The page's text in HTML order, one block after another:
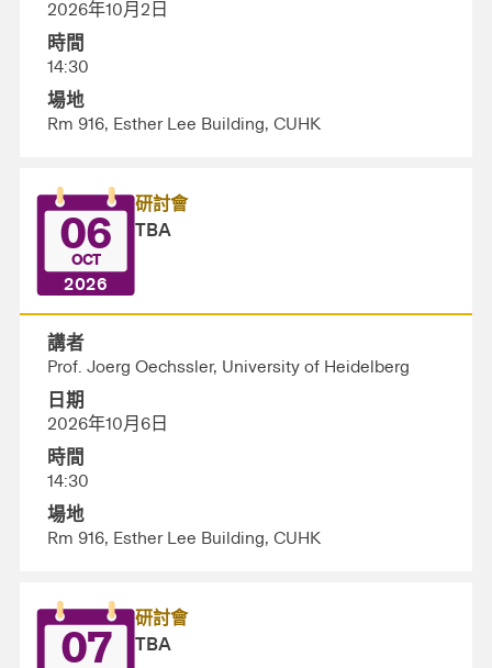
2026年10月2日
時間
14:30
場地
Rm 916, Esther Lee Building, CUHK
06
OCT
2026
研討會
TBA
講者
Prof. Joerg Oechssler, University of Heidelberg
日期
2026年10月6日
時間
14:30
場地
Rm 916, Esther Lee Building, CUHK
07
研討會
TBA